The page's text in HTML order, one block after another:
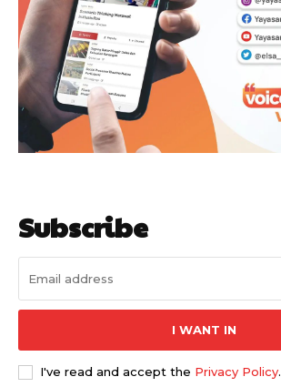
Subscribe
I WANT IN
I've read and accept the Privacy Policy.